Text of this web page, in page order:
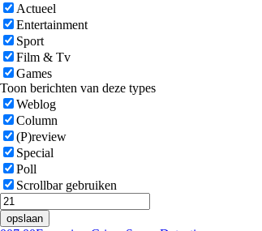
Actueel
Entertainment
Sport
Film & Tv
Games
Toon berichten van deze types
Weblog
Column
(P)review
Special
Poll
Scrollbar gebruiken
opslaan